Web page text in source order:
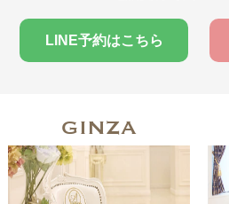
LINE予約はこちら
GINZA